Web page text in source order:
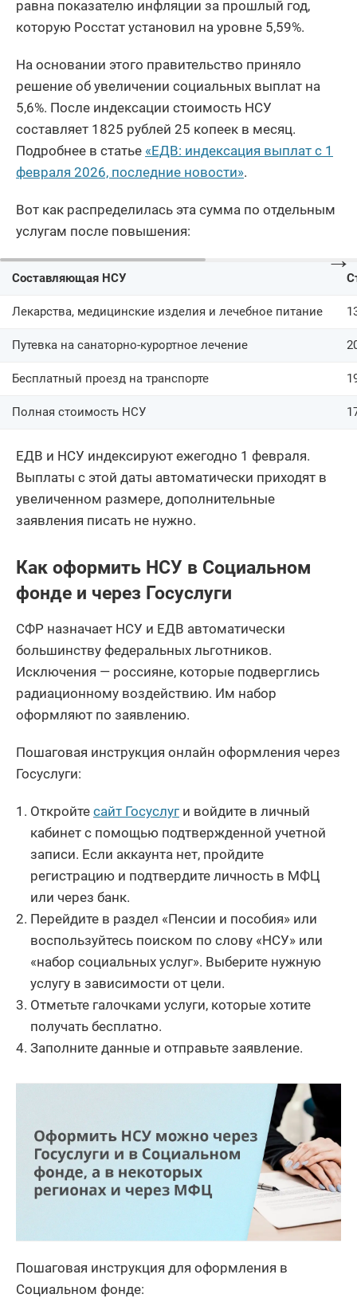
равна показателю инфляции за прошлый год,
которую Росстат установил на уровне 5,59%.
На основании этого правительство приняло
решение об увеличении социальных выплат на
5,6%. После индексации стоимость НСУ
составляет 1825 рублей 25 копеек в месяц.
Подробнее в статье «ЕДВ: индексация выплат с 1
февраля 2026, последние новости».
Вот как распределилась эта сумма по отдельным
услугам после повышения:
→
Составляющая НСУ
Лекарства, медицинские изделия и лечебное питание
Путевка на санаторно-курортное лечение
Бесплатный проезд на транспорте
Полная стоимость НСУ
ЕДВ и НСУ индексируют ежегодно 1 февраля.
Выплаты с этой даты автоматически приходят в
увеличенном размере, дополнительные
заявления писать не нужно.
Как оформить НСУ в Социальном
фонде и через Госуслуги
СФР назначает НСУ и ЕДВ автоматически
большинству федеральных льготников.
Исключения — россияне, которые подверглись
радиационному воздействию. Им набор
оформляют по заявлению.
Пошаговая инструкция онлайн оформления через
Госуслуги:
Откройте сайт Госуслуг и войдите в личный
кабинет с помощью подтвержденной учетной
записи. Если аккаунта нет, пройдите
регистрацию и подтвердите личность в МФЦ
или через банк.
Перейдите в раздел «Пенсии и пособия» или
воспользуйтесь поиском по слову «НСУ» или
«набор социальных услуг». Выберите нужную
услугу в зависимости от цели.
Отметьте галочками услуги, которые хотите
получать бесплатно.
Заполните данные и отправьте заявление.
Пошаговая инструкция для оформления в
Социальном фонде: